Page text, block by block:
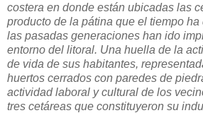
costera en donde están ubicadas las
producto de la pátina que el tiempo
las pasadas generaciones han ido
entorno del litoral. Una huella de la
de vida de sus habitantes,
huertos cerrados con paredes de
actividad laboral y cultural de los
tres cetáreas que constituyeron su